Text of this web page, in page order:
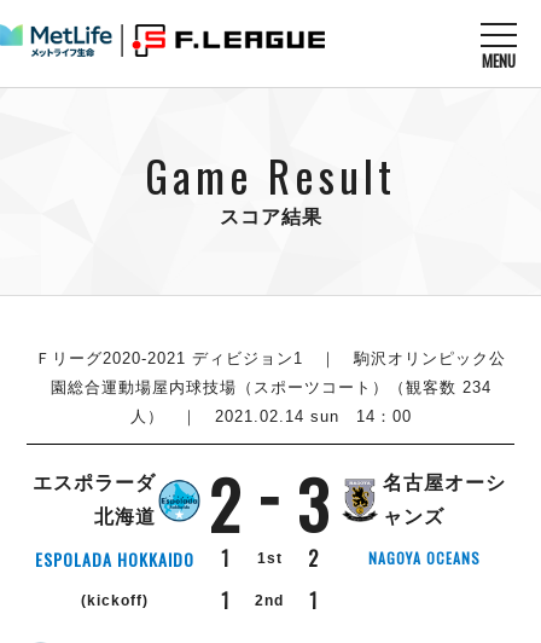
MENU
すべてのニュース
U-23選抜
チケット
メディア情報
フットサル日本代表
試合を観る MATCHES
順位表
戦績表
警告・退場・出場停止選手
個人ランキング｜シュート
個人ランキング｜シュート成功率
個人ランキング｜第2PK
メットライフ生命Ｆ２リーグ
エスポラーダ北海道
バルドラール浦安
フウガドールすみだ
しながわシティ
立川アスレティックFC
ペスカドーラ町田
湘南ベルマーレ
チケットを買う TICKET
アリーナ情報
ABOUT US
リーグ概要
Game Result
スコア結果
Ｆリーグ2020-2021 ディビジョン1
｜ 駒沢オリンピック公
園総合運動場屋内球技場（スポーツコート）（観客数 234
人） ｜ 2021.02.14 sun 14：00
エスポラーダ
北海道
2 3
名古屋オーシ
ャンズ
ESPOLADA HOKKAIDO 1 1st 2 NAGOYA OCEANS
(kickoff) 1 2nd
1